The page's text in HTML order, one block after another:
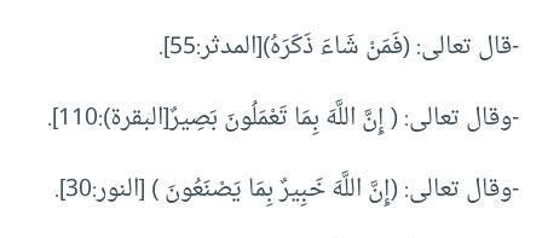
-قال تعالى: (فَمَنْ شَاءَ ذَكَرَهُ)[المدثر:55].
-وقال تعالى: ( إِنَّ اللَّهَ بِمَا تَعْمَلُونَ بَصِيرٌ[البقرة):110].
-وقال تعالى: (إِنَّ اللَّهَ خَبِيرٌ بِمَا يَصْنَعُونَ ) [النور:30].